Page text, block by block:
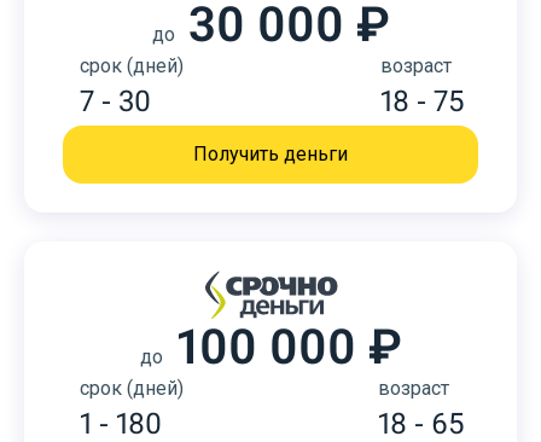
до 30 000 ₽
срок (дней)
7 - 30
возраст
18 - 75
Получить деньги
до 100 000 ₽
срок (дней)
1 - 180
возраст
18 - 65